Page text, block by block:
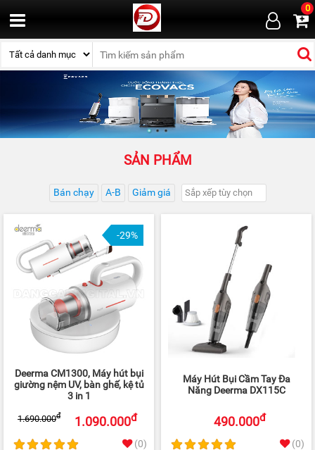
0
SẢN PHẨM
Bán chạy A-B Giảm giá
-29%
Deerma CM1300, Máy hút bụi
giường nệm UV, bàn ghế, kệ tủ
3 in 1
1.090.000đ
1.690.000đ
(0)
Máy Hút Bụi Cầm Tay Đa
Năng Deerma DX115C
490.000đ
(0)